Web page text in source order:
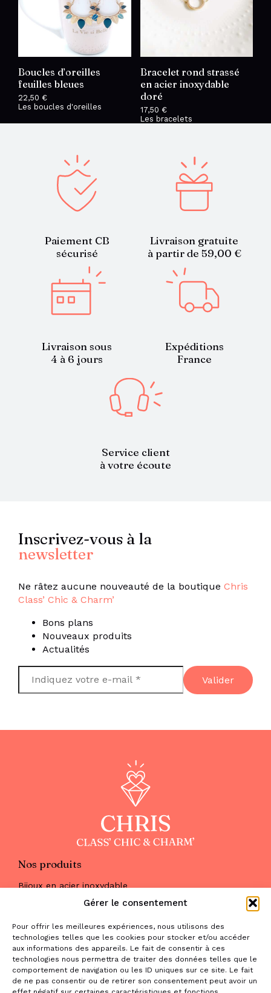
Gérer le consentement
Pour offrir les meilleures expériences, nous utilisons des
technologies telles que les cookies pour stocker et/ou accéder
aux informations des appareils. Le fait de consentir à ces
technologies nous permettra de traiter des données telles que le
comportement de navigation ou les ID uniques sur ce site. Le fait
de ne pas consentir ou de retirer son consentement peut avoir un
Boucles d’oreilles
feuilles bleues
22,50 €
Les boucles d'oreilles
Bracelet rond strassé
en acier inoxydable
doré
17,50 €
Les bracelets
Paiement CB
sécurisé
Livraison gratuite
à partir de 59,00 €
Livraison sous
4 à 6 jours
Expéditions
France
Service client
à votre écoute
Inscrivez-vous à la
newsletter
Ne râtez aucune nouveauté de la boutique Chris
Class’ Chic & Charm’
Bons plans
Nouveaux produits
Actualités
Nos produits
Bijoux en acier inoxydable
Maquillage
Parfums
Nous trouver
& nous contacter
2 place de la Liberté